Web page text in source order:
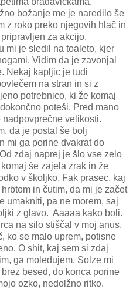
božanje me je naredilo še
z roko preko njegovih hlač in
za akcijo.
mi je sledil na toaleto, kjer
Vidim da je zavonjal
Nekaj kapljic je tudi
na stran in si z
potrebnico, ki že komaj
poteši. Pred mano
velikosti.
da je postal še bolj
mi ga porine dvakrat do
zdaj naprej je šlo vse zelo
še zajela zrak in že
v školjko. Fak prasec, kaj
in čutim, da mi je začet
umakniti, pa ne morem, saj
z glavo. Aaaaa kako boli.
na silo stiščal v moj anus.
ko se malo uprem, potisne
O shit, kaj sem si zdaj
ga moledujem. Solze mi
besed, do konca porine
ozko, nedolžno ritko.